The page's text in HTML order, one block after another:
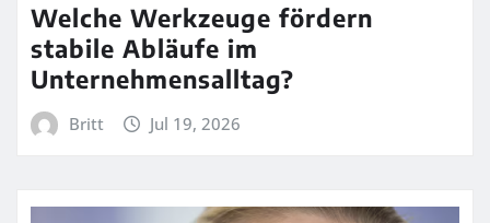
Welche Werkzeuge fördern
stabile Abläufe im
Unternehmensalltag?
Britt Jul 19, 2026